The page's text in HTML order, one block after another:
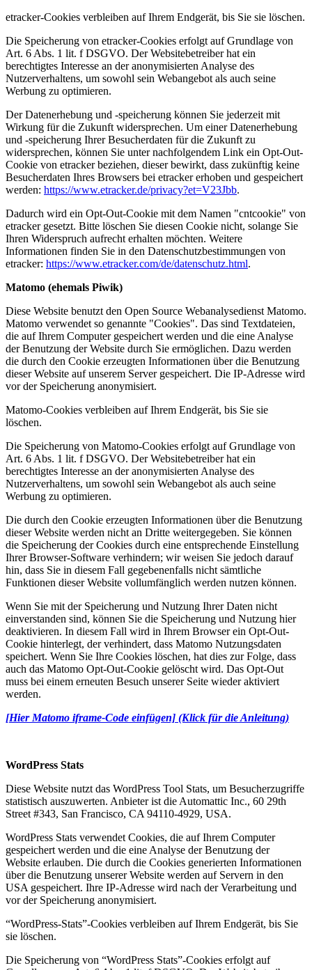
etracker-Cookies verbleiben auf Ihrem Endgerät, bis Sie sie löschen.
Die Speicherung von etracker-Cookies erfolgt auf Grundlage von
Art. 6 Abs. 1 lit. f DSGVO. Der Websitebetreiber hat ein
berechtigtes Interesse an der anonymisierten Analyse des
Nutzerverhaltens, um sowohl sein Webangebot als auch seine
Werbung zu optimieren.
Der Datenerhebung und -speicherung können Sie jederzeit mit
Wirkung für die Zukunft widersprechen. Um einer Datenerhebung
und -speicherung Ihrer Besucherdaten für die Zukunft zu
widersprechen, können Sie unter nachfolgendem Link ein Opt-Out-
Cookie von etracker beziehen, dieser bewirkt, dass zukünftig keine
Besucherdaten Ihres Browsers bei etracker erhoben und gespeichert
werden: https://www.etracker.de/privacy?et=V23Jbb.
Dadurch wird ein Opt-Out-Cookie mit dem Namen "cntcookie" von
etracker gesetzt. Bitte löschen Sie diesen Cookie nicht, solange Sie
Ihren Widerspruch aufrecht erhalten möchten. Weitere
Informationen finden Sie in den Datenschutzbestimmungen von
etracker: https://www.etracker.com/de/datenschutz.html.
Matomo (ehemals Piwik)
Diese Website benutzt den Open Source Webanalysedienst Matomo.
Matomo verwendet so genannte "Cookies". Das sind Textdateien,
die auf Ihrem Computer gespeichert werden und die eine Analyse
der Benutzung der Website durch Sie ermöglichen. Dazu werden
die durch den Cookie erzeugten Informationen über die Benutzung
dieser Website auf unserem Server gespeichert. Die IP-Adresse wird
vor der Speicherung anonymisiert.
Matomo-Cookies verbleiben auf Ihrem Endgerät, bis Sie sie
löschen.
Die Speicherung von Matomo-Cookies erfolgt auf Grundlage von
Art. 6 Abs. 1 lit. f DSGVO. Der Websitebetreiber hat ein
berechtigtes Interesse an der anonymisierten Analyse des
Nutzerverhaltens, um sowohl sein Webangebot als auch seine
Werbung zu optimieren.
Die durch den Cookie erzeugten Informationen über die Benutzung
dieser Website werden nicht an Dritte weitergegeben. Sie können
die Speicherung der Cookies durch eine entsprechende Einstellung
Ihrer Browser-Software verhindern; wir weisen Sie jedoch darauf
hin, dass Sie in diesem Fall gegebenenfalls nicht sämtliche
Funktionen dieser Website vollumfänglich werden nutzen können.
Wenn Sie mit der Speicherung und Nutzung Ihrer Daten nicht
einverstanden sind, können Sie die Speicherung und Nutzung hier
deaktivieren. In diesem Fall wird in Ihrem Browser ein Opt-Out-
Cookie hinterlegt, der verhindert, dass Matomo Nutzungsdaten
speichert. Wenn Sie Ihre Cookies löschen, hat dies zur Folge, dass
auch das Matomo Opt-Out-Cookie gelöscht wird. Das Opt-Out
muss bei einem erneuten Besuch unserer Seite wieder aktiviert
werden.
[Hier Matomo iframe-Code einfügen] (Klick für die Anleitung)
WordPress Stats
Diese Website nutzt das WordPress Tool Stats, um Besucherzugriffe
statistisch auszuwerten. Anbieter ist die Automattic Inc., 60 29th
Street #343, San Francisco, CA 94110-4929, USA.
WordPress Stats verwendet Cookies, die auf Ihrem Computer
gespeichert werden und die eine Analyse der Benutzung der
Website erlauben. Die durch die Cookies generierten Informationen
über die Benutzung unserer Website werden auf Servern in den
USA gespeichert. Ihre IP-Adresse wird nach der Verarbeitung und
vor der Speicherung anonymisiert.
“WordPress-Stats”-Cookies verbleiben auf Ihrem Endgerät, bis Sie
sie löschen.
Die Speicherung von “WordPress Stats”-Cookies erfolgt auf